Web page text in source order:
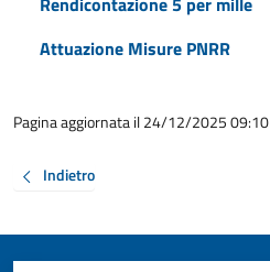
Attuazione Misure PNRR
Pagina aggiornata il 24/12/2025 09:10
Indietro